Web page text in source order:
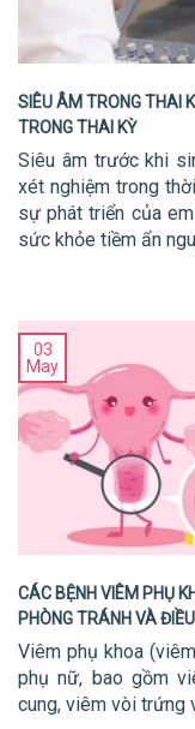
SIÊU ÂM TRONG THAI
TRONG THAI KỲ
Siêu âm trước khi
xét nghiệm trong
sự phát triển của
sức khỏe tiềm ẩn
03
May
CÁC BỆNH VIÊM PHỤ
PHÒNG TRÁNH VÀ
Viêm phụ khoa
phụ nữ, bao gồm
cung, viêm vòi trứng